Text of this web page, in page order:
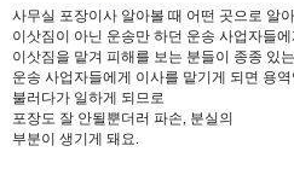
사무실 포장이사 알아볼 때 어떤 곳으로 알
이삿짐이 아닌 운송만 하던 운송 사업자들에
이삿짐을 맡겨 피해를 보는 분들이 종종 있
운송 사업자들에게 이사를 맡기게 되면 용
불러다가 일하게 되므로
포장도 잘 안될뿐더러 파손, 분실의
부분이 생기게 돼요.